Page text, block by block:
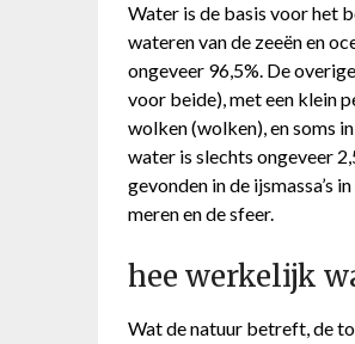
Water is de basis voor het
wateren van de zeeën en
ongeveer 96,5%. De
voor beide), met een klein
wolken (wolken), en soms
water is slechts ongeveer
gevonden in de ijsmassa’s
meren en de sfeer.
hee werkelijk
Wat de natuur betreft, de